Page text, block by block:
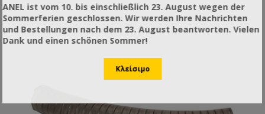
ANEL ist vom 10. bis einschließlich 23. August wegen der
Sommerferien geschlossen. Wir werden Ihre Nachrichten
und Bestellungen nach dem 23. August beantworten. Vielen
Dank und einen schönen Sommer!